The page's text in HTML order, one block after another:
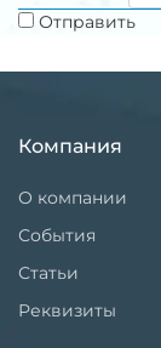
Отправить
Компания
О компании
События
Статьи
Реквизиты